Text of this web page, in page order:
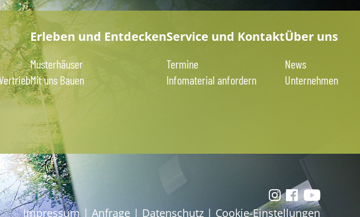
Erleben und Entdecken
Musterhäuser
Mit uns Bauen
Service und Kontakt
Termine
Infomaterial anfordern
Über uns
News
Unternehmen
Impressum| Anfrage | Datenschutz| Cookie-Einstellungen